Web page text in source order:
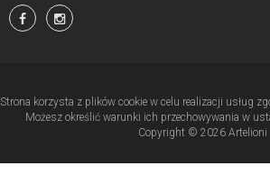
Strona korzysta z plików cookie w celu realizacji usług
Możesz określić warunki ich przechowywania w
Copyright © 2026 Artelioni